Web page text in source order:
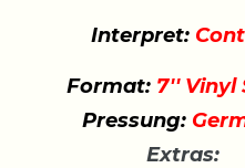
Interpret:
Format:7'' Vinyl
Pressung:
Extras: